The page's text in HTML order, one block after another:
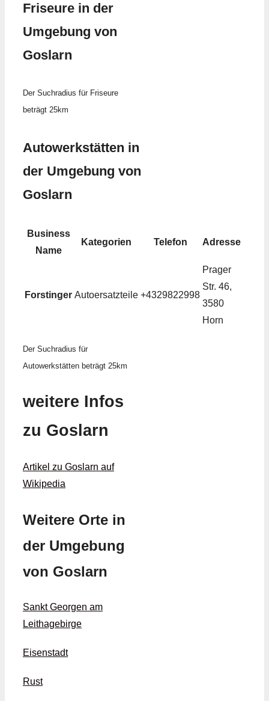
Friseure in der
Umgebung von
Goslarn
Der Suchradius für Friseure
beträgt 25km
Autowerkstätten in
der Umgebung von
Goslarn
Business
Name
Kategorien Telefon Adresse
Forstinger Autoersatzteile +4329822998
Prager
Str. 46,
3580
Horn
Der Suchradius für
Autowerkstätten beträgt 25km
weitere Infos
zu Goslarn
Artikel zu Goslarn auf
Wikipedia
Weitere Orte in
der Umgebung
von Goslarn
Sankt Georgen am
Leithagebirge
Eisenstadt
Rust